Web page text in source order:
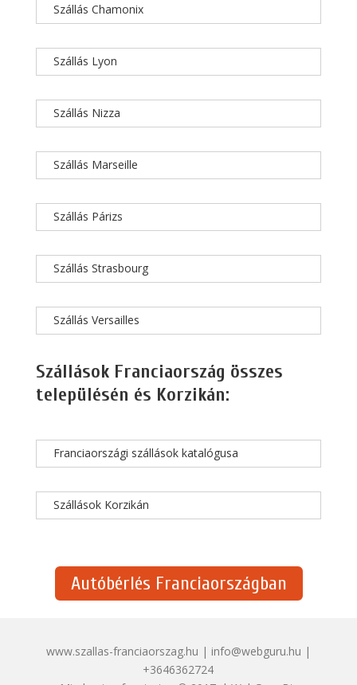
Szállás Chamonix
Szállás Lyon
Szállás Nizza
Szállás Marseille
Szállás Párizs
Szállás Strasbourg
Szállás Versailles
Szállások Franciaország összes
településén és Korzikán:
Franciaországi szállások katalógusa
Szállások Korzikán
Autóbérlés Franciaországban
www.szallas-franciaorszag.hu | info@webguru.hu |
+3646362724